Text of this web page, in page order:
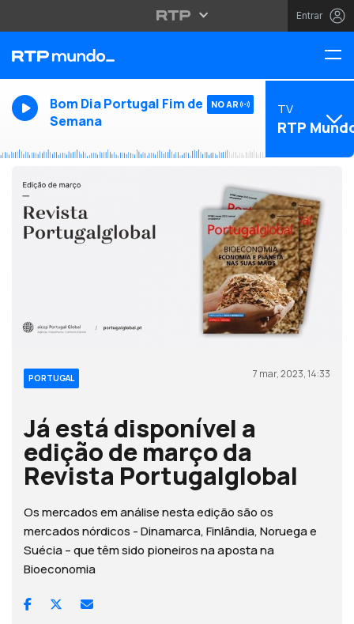
Entrar
Bom Dia Portugal Fim de
Semana
NO AR TV
RTP
PORTUGAL 7 mar, 2023, 14:33
Já está disponível a
edição de março da
Revista Portugalglobal
Os mercados em análise nesta edição são os
mercados nórdicos - Dinamarca, Finlândia, Noruega e
Suécia – que têm sido pioneiros na aposta na
Bioeconomia